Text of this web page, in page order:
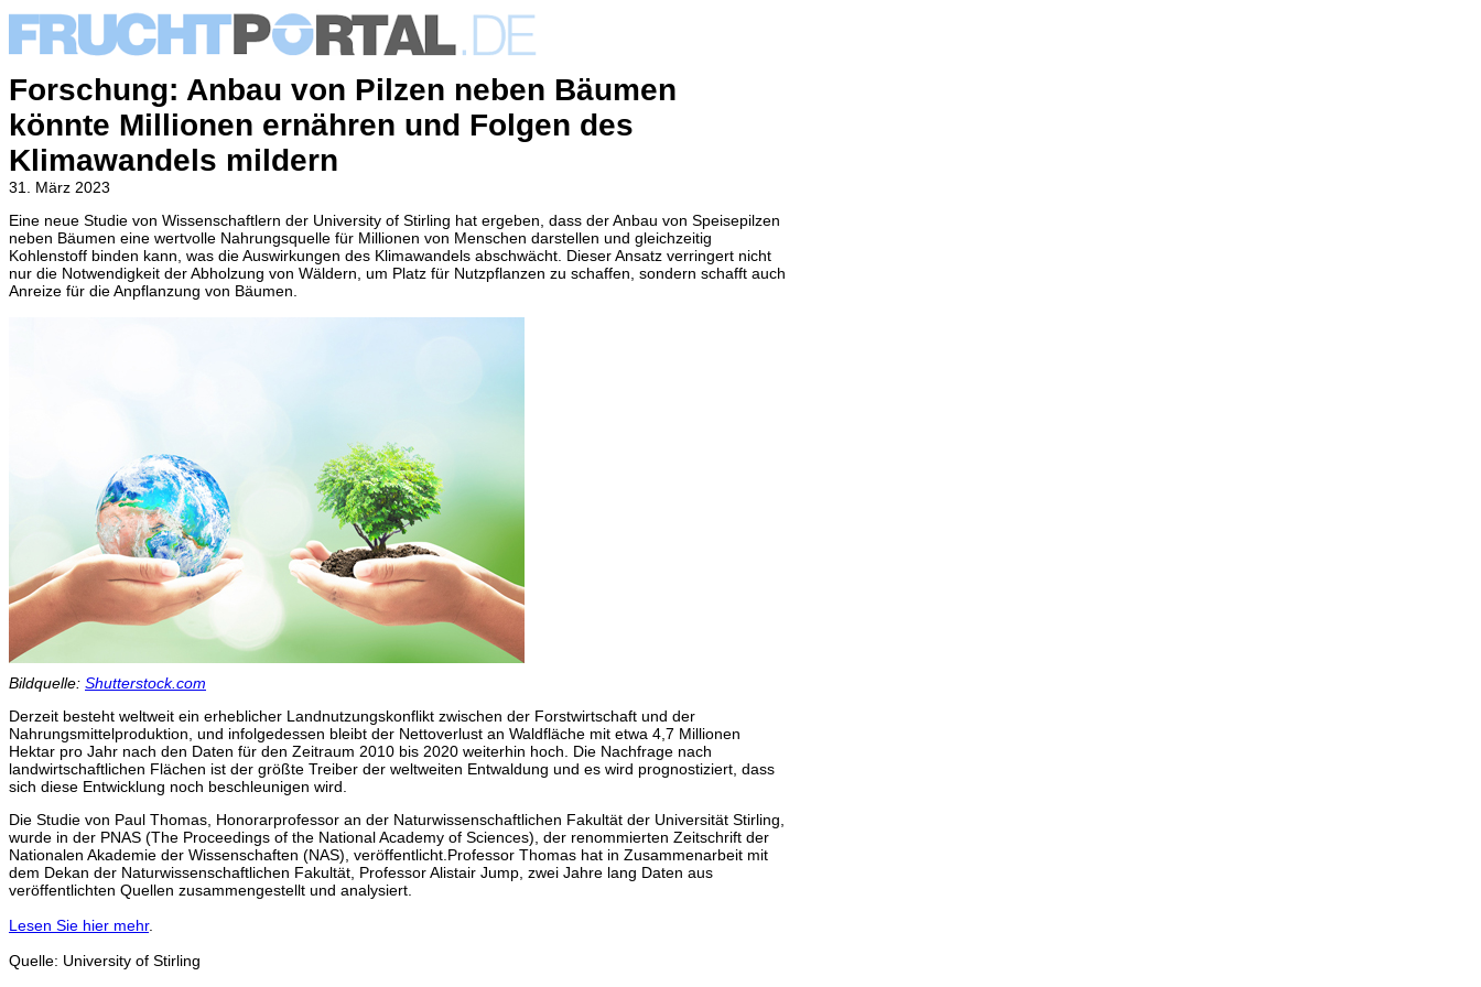
Forschung: Anbau von Pilzen neben Bäumen
könnte Millionen ernähren und Folgen des
Klimawandels mildern
31. März 2023
Eine neue Studie von Wissenschaftlern der University of Stirling hat ergeben, dass der Anbau von Speisepilzen
neben Bäumen eine wertvolle Nahrungsquelle für Millionen von Menschen darstellen und gleichzeitig
Kohlenstoff binden kann, was die Auswirkungen des Klimawandels abschwächt. Dieser Ansatz verringert nicht
nur die Notwendigkeit der Abholzung von Wäldern, um Platz für Nutzpflanzen zu schaffen, sondern schafft auch
Anreize für die Anpflanzung von Bäumen.
Bildquelle: Shutterstock.com
Derzeit besteht weltweit ein erheblicher Landnutzungskonflikt zwischen der Forstwirtschaft und der
Nahrungsmittelproduktion, und infolgedessen bleibt der Nettoverlust an Waldfläche mit etwa 4,7 Millionen
Hektar pro Jahr nach den Daten für den Zeitraum 2010 bis 2020 weiterhin hoch. Die Nachfrage nach
landwirtschaftlichen Flächen ist der größte Treiber der weltweiten Entwaldung und es wird prognostiziert, dass
sich diese Entwicklung noch beschleunigen wird.
Die Studie von Paul Thomas, Honorarprofessor an der Naturwissenschaftlichen Fakultät der Universität Stirling,
wurde in der PNAS (The Proceedings of the National Academy of Sciences), der renommierten Zeitschrift der
Nationalen Akademie der Wissenschaften (NAS), veröffentlicht.Professor Thomas hat in Zusammenarbeit mit
dem Dekan der Naturwissenschaftlichen Fakultät, Professor Alistair Jump, zwei Jahre lang Daten aus
veröffentlichten Quellen zusammengestellt und analysiert.
Lesen Sie hier mehr.
Quelle: University of Stirling